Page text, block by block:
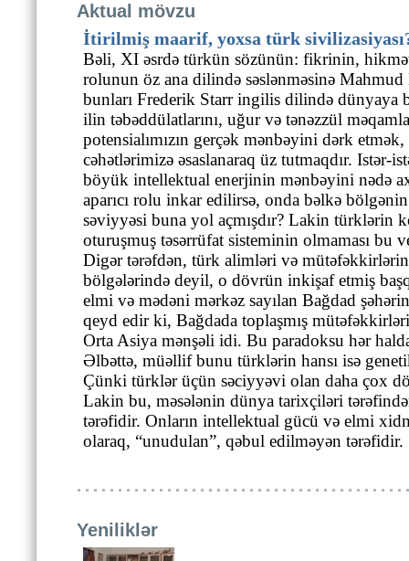
Aktual mövzu
İtirilmiş maarif, yoxsa türk
Bəli, XI əsrdə türkün sözünün: fikrinin,
rolunun öz ana dilində səslənməsinə
bunları Frederik Starr ingilis dilində dünyaya
ilin təbəddülatlarını, uğur və tənəzzül
potensialımızın gerçək mənbəyini dərk
cəhətlərimizə əsaslanaraq üz tutmaqdır. Istər-
böyük intellektual enerjinin mənbəyini nədə
aparıcı rolu inkar edilirsə, onda bəlkə
səviyyəsi buna yol açmışdır? Lakin türklərin
oturuşmuş təsərrüfat sisteminin olmaması bu
Digər tərəfdən, türk alimləri və
bölgələrində deyil, o dövrün inkişaf etmiş
elmi və mədəni mərkəz sayılan Bağdad
qeyd edir ki, Bağdada toplaşmış
Orta Asiya mənşəli idi. Bu paradoksu hər
Əlbəttə, müəllif bunu türklərin hansı isə
Çünki türklər üçün səciyyəvi olan daha çox
Lakin bu, məsələnin dünya tarixçiləri
tərəfidir. Onların intellektual gücü və elmi
olaraq, “unudulan”, qəbul edilməyən tərəfidir.
Yeniliklər